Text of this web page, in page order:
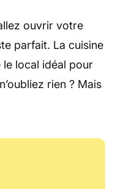
ouvrir votre
parfait. La cuisine
local idéal pour
rien ? Mais